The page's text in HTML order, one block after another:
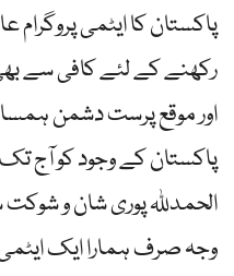
پاکستان کا ایٹمی پروگرام
رکھنے کے لئے کافی سے
اور موقع پرست دشمن
پاکستان کے وجود کو آج
الحمدللہ پوری شان و
وجہ صرف ہمارا ایک